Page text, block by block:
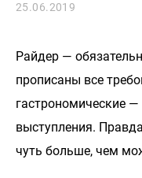
25.06.2019
Райдер —
прописаны все
гастрономические
выступления.
чуть больше, чем